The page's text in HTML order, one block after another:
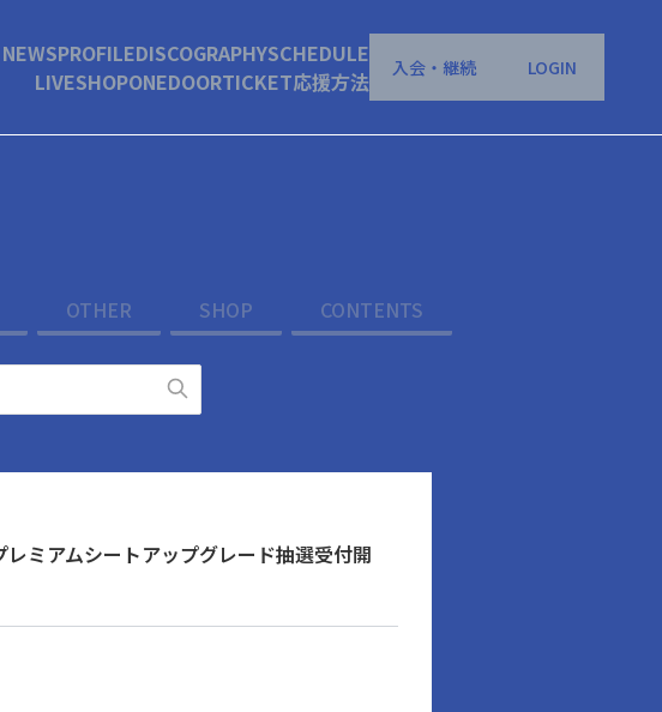
NEWSPROFILEDISCOGRAPHYSCHEDULE
LIVESHOPONEDOORTICKET応援方法 入会・継続 LOGIN
OTHER SHOP CONTENTS
ミアムシートアップグレード抽選受付開